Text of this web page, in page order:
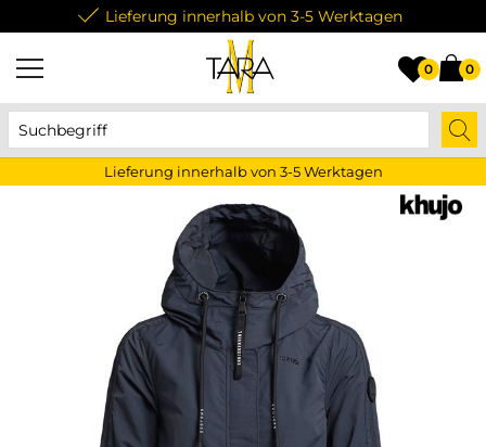
Lieferung innerhalb von 3-5 Werktagen
0 0
Lieferung innerhalb von 3-5 Werktagen